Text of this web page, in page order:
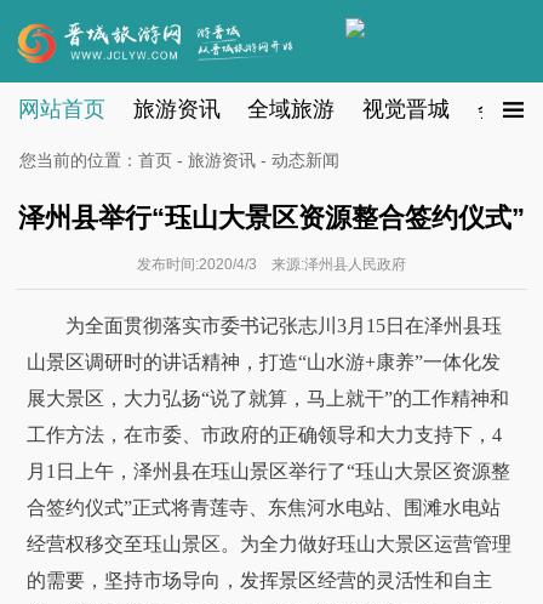
网站首页 旅游资讯 全域旅游 视觉晋城 会员
您当前的位置： 首页 - 旅游资讯 - 动态新闻
泽州县举行“珏山大景区资源整合签约仪式”
发布时间:2020/4/3 来源:泽州县人民政府
为全面贯彻落实市委书记张志川3月15日在泽州县珏
山景区调研时的讲话精神，打造“山水游+康养”一体化发
展大景区，大力弘扬“说了就算，马上就干”的工作精神和
工作方法，在市委、市政府的正确领导和大力支持下，4
月1日上午，泽州县在珏山景区举行了“珏山大景区资源整
合签约仪式”正式将青莲寺、东焦河水电站、围滩水电站
经营权移交至珏山景区。为全力做好珏山大景区运营管理
的需要，坚持市场导向，发挥景区经营的灵活性和自主